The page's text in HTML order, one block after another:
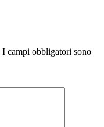
I campi obbligatori sono